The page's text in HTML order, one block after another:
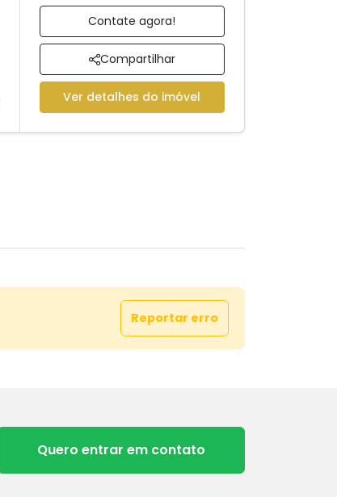
Contate agora!
Compartilhar
Ver detalhes do imóvel
Reportar erro
Quero entrar em contato